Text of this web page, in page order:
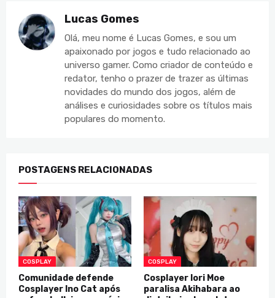
Lucas Gomes
Olá, meu nome é Lucas Gomes, e sou um
apaixonado por jogos e tudo relacionado ao
universo gamer. Como criador de conteúdo e
redator, tenho o prazer de trazer as últimas
novidades do mundo dos jogos, além de
análises e curiosidades sobre os títulos mais
populares do momento.
POSTAGENS RELACIONADAS
COSPLAY
Comunidade defende
Cosplayer Ino Cat após
COSPLAY
Cosplayer Iori Moe
paralisa Akihabara ao